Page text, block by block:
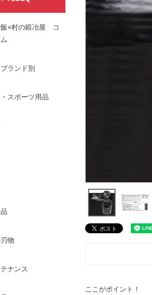
飯×村の鍛冶屋 コ
ランド別
スポーツ用品
物
ナンス
ここがポイント！